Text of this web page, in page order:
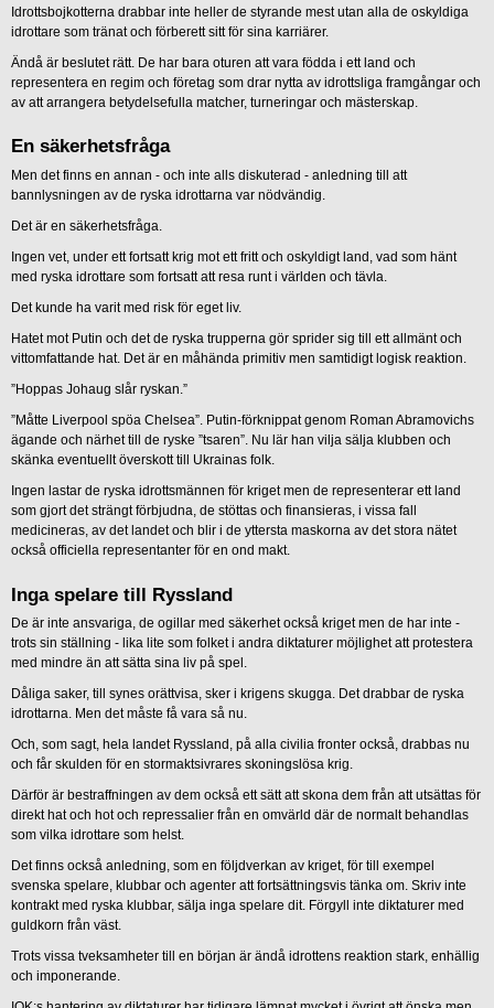
Idrottsbojkotterna drabbar inte heller de styrande mest utan alla de oskyldiga
idrottare som tränat och förberett sitt för sina karriärer.
Ändå är beslutet rätt. De har bara oturen att vara födda i ett land och
representera en regim och företag som drar nytta av idrottsliga framgångar och
av att arrangera betydelsefulla matcher, turneringar och mästerskap.
En säkerhetsfråga
Men det finns en annan - och inte alls diskuterad - anledning till att
bannlysningen av de ryska idrottarna var nödvändig.
Det är en säkerhetsfråga.
Ingen vet, under ett fortsatt krig mot ett fritt och oskyldigt land, vad som hänt
med ryska idrottare som fortsatt att resa runt i världen och tävla.
Det kunde ha varit med risk för eget liv.
Hatet mot Putin och det de ryska trupperna gör sprider sig till ett allmänt och
vittomfattande hat. Det är en måhända primitiv men samtidigt logisk reaktion.
”Hoppas Johaug slår ryskan.”
”Måtte Liverpool spöa Chelsea”. Putin-förknippat genom Roman Abramovichs
ägande och närhet till de ryske ”tsaren”. Nu lär han vilja sälja klubben och
skänka eventuellt överskott till Ukrainas folk.
Ingen lastar de ryska idrottsmännen för kriget men de representerar ett land
som gjort det strängt förbjudna, de stöttas och finansieras, i vissa fall
medicineras, av det landet och blir i de yttersta maskorna av det stora nätet
också officiella representanter för en ond makt.
Inga spelare till Ryssland
De är inte ansvariga, de ogillar med säkerhet också kriget men de har inte -
trots sin ställning - lika lite som folket i andra diktaturer möjlighet att protestera
med mindre än att sätta sina liv på spel.
Dåliga saker, till synes orättvisa, sker i krigens skugga. Det drabbar de ryska
idrottarna. Men det måste få vara så nu.
Och, som sagt, hela landet Ryssland, på alla civilia fronter också, drabbas nu
och får skulden för en stormaktsivrares skoningslösa krig.
Därför är bestraffningen av dem också ett sätt att skona dem från att utsättas för
direkt hat och hot och repressalier från en omvärld där de normalt behandlas
som vilka idrottare som helst.
Det finns också anledning, som en följdverkan av kriget, för till exempel
svenska spelare, klubbar och agenter att fortsättningsvis tänka om. Skriv inte
kontrakt med ryska klubbar, sälja inga spelare dit. Förgyll inte diktaturer med
guldkorn från väst.
Trots vissa tveksamheter till en början är ändå idrottens reaktion stark, enhällig
och imponerande.